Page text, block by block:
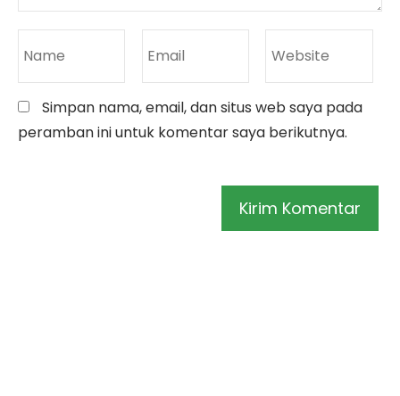
Simpan nama, email, dan situs web saya pada
peramban ini untuk komentar saya berikutnya.